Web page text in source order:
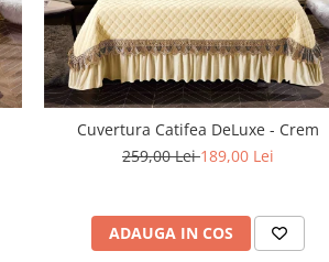
Cuvertura Catifea DeLuxe - Crem
259,00 Lei189,00 Lei
ADAUGA IN COS